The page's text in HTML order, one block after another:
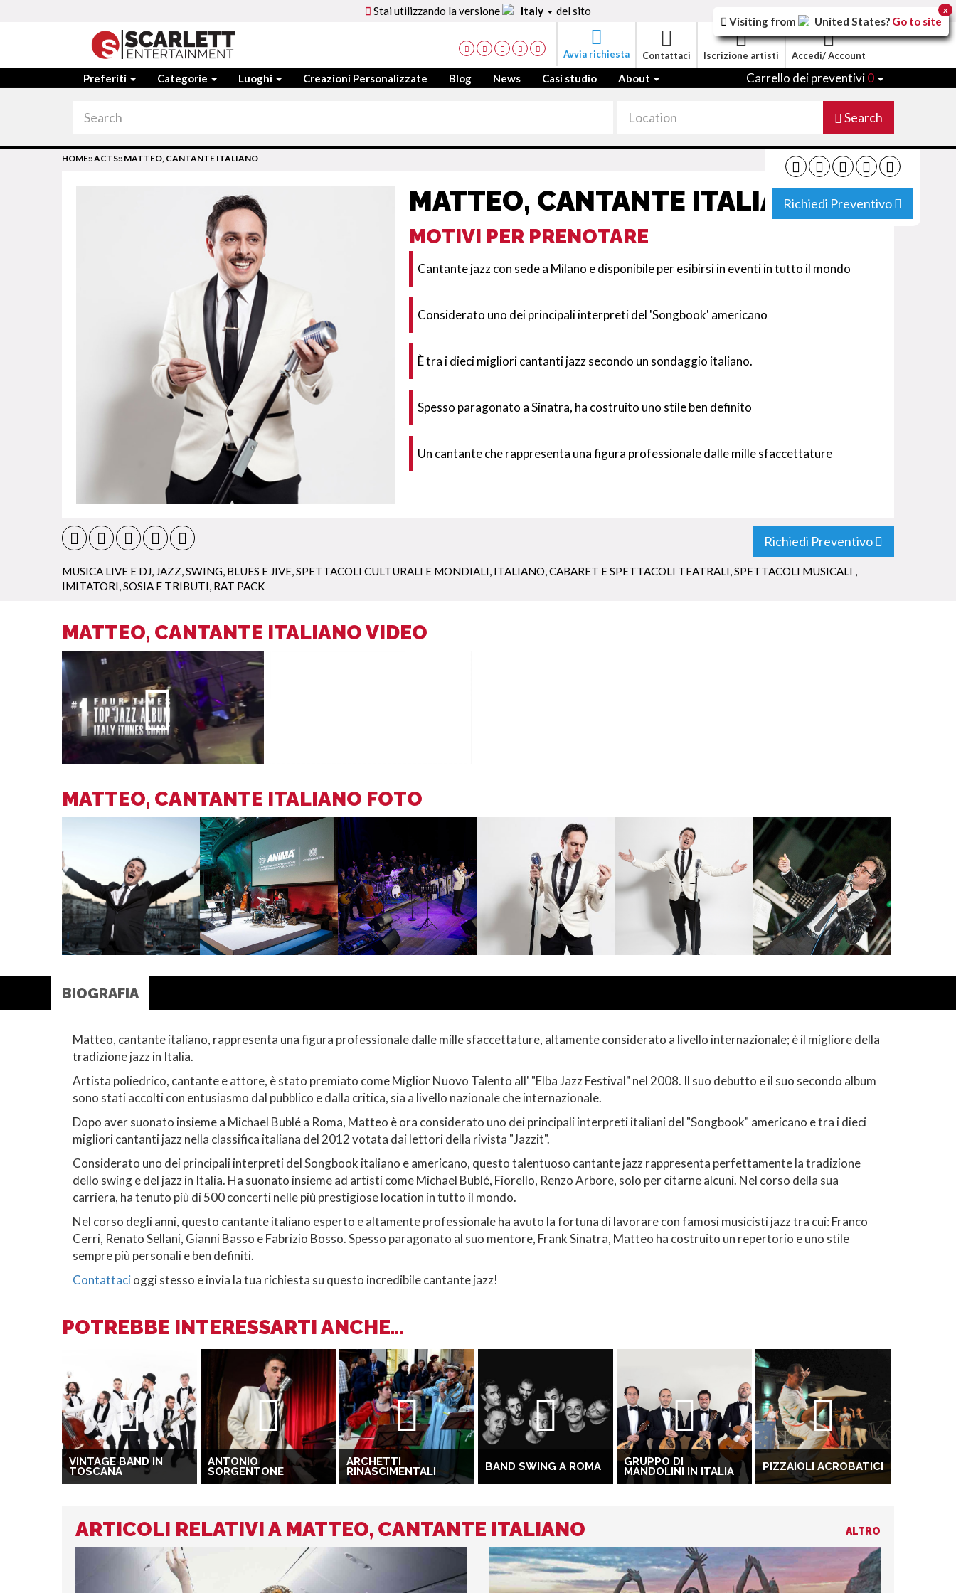
Stai utilizzando la versione Italy del sito
Avvia richiesta Contattaci Iscrizione artisti Accedi/ Account
Preferiti Categorie Luoghi Creazioni Personalizzate Blog News Casi studio About Carrello dei preventivi0
Search
Richiedi Preventivo
HOME::ACTS:: MATTEO, CANTANTE ITALIANO
MATTEO, CANTANTE ITALIANO
MOTIVI PER PRENOTARE
Cantante jazz con sede a Milano e disponibile per esibirsi in eventi in tutto il mondo
Considerato uno dei principali interpreti del 'Songbook' americano
È tra i dieci migliori cantanti jazz secondo un sondaggio italiano.
Spesso paragonato a Sinatra, ha costruito uno stile ben definito
Un cantante che rappresenta una figura professionale dalle mille sfaccettature
Richiedi Preventivo
MUSICA LIVE E DJ JAZZ, SWING, BLUES E JIVE SPETTACOLI CULTURALI E MONDIALI ITALIANO CABARET E SPETTACOLI TEATRALI SPETTACOLI MUSICALI
IMITATORI, SOSIA E TRIBUTI RAT PACK
MATTEO, CANTANTE ITALIANO VIDEO
MATTEO, CANTANTE ITALIANO FOTO
BIOGRAFIA
Matteo, cantante italiano, rappresenta una figura professionale dalle mille sfaccettature, altamente considerato a livello internazionale; è il migliore della
tradizione jazz in Italia.
Artista poliedrico, cantante e attore, è stato premiato come Miglior Nuovo Talento all' "Elba Jazz Festival" nel 2008. Il suo debutto e il suo secondo album
sono stati accolti con entusiasmo dal pubblico e dalla critica, sia a livello nazionale che internazionale.
Dopo aver suonato insieme a Michael Bublé a Roma, Matteo è ora considerato uno dei principali interpreti italiani del "Songbook" americano e tra i dieci
migliori cantanti jazz nella classifica italiana del 2012 votata dai lettori della rivista "Jazzit".
Considerato uno dei principali interpreti del Songbook italiano e americano, questo talentuoso cantante jazz rappresenta perfettamente la tradizione
dello swing e del jazz in Italia. Ha suonato insieme ad artisti come Michael Bublé, Fiorello, Renzo Arbore, solo per citarne alcuni. Nel corso della sua
carriera, ha tenuto più di 500 concerti nelle più prestigiose location in tutto il mondo.
Nel corso degli anni, questo cantante italiano esperto e altamente professionale ha avuto la fortuna di lavorare con famosi musicisti jazz tra cui: Franco
Cerri, Renato Sellani, Gianni Basso e Fabrizio Bosso. Spesso paragonato al suo mentore, Frank Sinatra, Matteo ha costruito un repertorio e uno stile
sempre più personali e ben definiti.
Contattacioggi stesso e invia la tua richiesta su questo incredibile cantante jazz!
POTREBBE INTERESSARTI ANCHE...
VINTAGE BAND IN
TOSCANA
ANTONIO
SORGENTONE
ARCHETTI
RINASCIMENTALI BAND SWING A ROMA GRUPPO DI
MANDOLINI IN ITALIA PIZZAIOLI ACROBATICI
ARTICOLI RELATIVI A MATTEO, CANTANTE ITALIANO ALTRO
Visiting from United States? Go to site
x